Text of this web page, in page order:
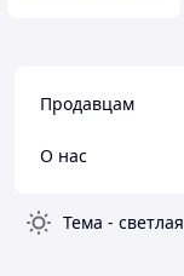
Продавцам
О нас
Тема - светлая